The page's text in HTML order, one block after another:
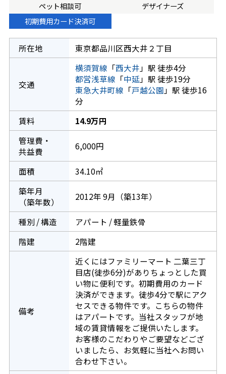
ペット相談可
デザイナーズ
初期費用カード決済可
所在地 東京都品川区西大井２丁目
交通
横須賀線 「西大井 」駅 徒歩4分
都営浅草線 「中延」駅 徒歩19分
東急大井町線 「戸越公園 」駅 徒歩16
分
賃料
14.9万円
管理費・
共益費
6,000円
面積
34.10㎡
築年月
（築年数）
2012年 9月（築13年）
種別 / 構造
アパート / 軽量鉄骨
階建
2階建
備考
近くにはファミリーマート 二葉三丁
目店(徒歩6分)がありちょっとした買
い物に便利です。初期費用のカード
決済ができます。徒歩4分で駅にアク
セスできる物件です。こちらの物件
はアパートです。当社スタッフが地
域の賃貸情報をご提供いたします。
お客様のこだわりやご要望などござ
いましたら、お気軽に当社へお問い
合わせ下さい。